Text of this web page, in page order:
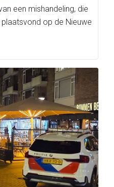
een mishandeling, die
op de Nieuwe